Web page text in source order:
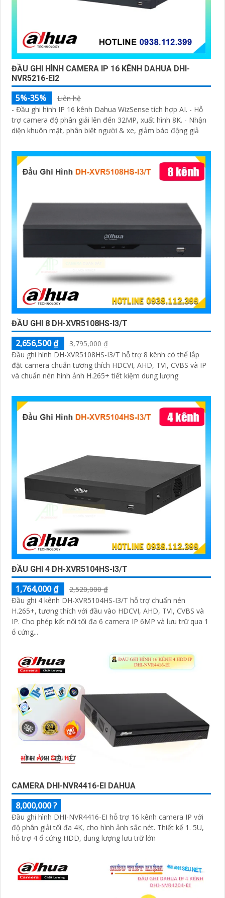
ĐẦU GHI HÌNH CAMERA IP 16 KÊNH DAHUA DHI-
NVR5216-EI2
5%-35%
Liên hệ
- Đầu ghi hình IP 16 kênh Dahua WizSense tích hợp AI. - Hỗ
trợ camera độ phân giải lên đến 32MP, xuất hình 8K. - Nhận
diện khuôn mặt, phân biệt người & xe, giảm báo động giả
ĐẦU GHI 8 DH-XVR5108HS-I3/T
2,656,500 ₫
3,795,000 ₫
Đầu ghi hình DH-XVR5108HS-I3/T hỗ trợ 8 kênh có thể lắp
đặt camera chuẩn tương thích HDCVI, AHD, TVI, CVBS và IP
và chuẩn nén hình ảnh H.265+ tiết kiệm dung lượng
ĐẦU GHI 4 DH-XVR5104HS-I3/T
1,764,000 ₫
2,520,000 ₫
Đầu ghi 4 kênh DH-XVR5104HS-I3/T hỗ trợ chuẩn nén
H.265+, tương thích với đầu vào HDCVI, AHD, TVI, CVBS và
IP. Cho phép kết nối tối đa 6 camera IP 6MP và lưu trữ qua 1
ổ cứng...
CAMERA DHI-NVR4416-EI DAHUA
8,000,000 ?
Đầu ghi hình DHI-NVR4416-EI hỗ trợ 16 kênh camera IP với
độ phân giải tối đa 4K, cho hình ảnh sắc nét. Thiết kế 1. 5U,
hỗ trợ 4 ổ cứng HDD, dung lượng lưu trữ lớn